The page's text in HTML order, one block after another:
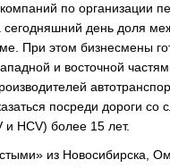
по организации
день доля
При этом бизнесмены
и восточной
посреди дороги
и HCV) более 15 лет.
из Новосибирска,